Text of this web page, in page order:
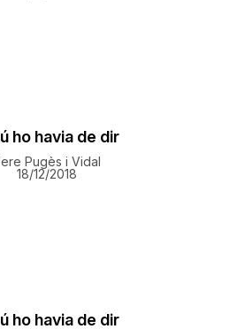
ho havia de dir
Pugès i Vidal
18/12/2018
ho havia de dir